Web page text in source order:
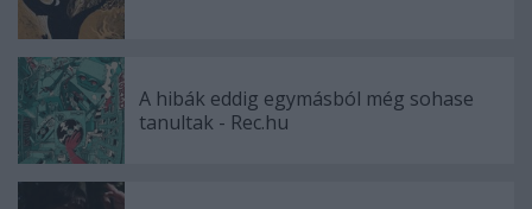
A hibák eddig egymásból még sohase
tanultak - Rec.hu